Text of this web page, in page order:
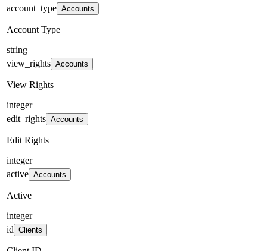
account_type Accounts
Account Type
string
view_rights Accounts
View Rights
integer
edit_rights Accounts
Edit Rights
integer
active Accounts
Active
integer
id Clients